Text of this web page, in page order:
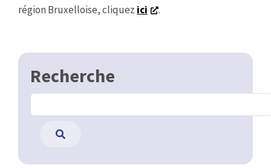
région Bruxelloise, cliquez ici .
Recherche